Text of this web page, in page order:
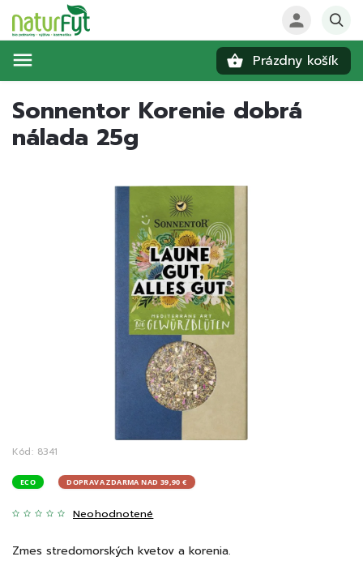
Prázdny košík
Sonnentor Korenie dobrá
nálada 25g
Kód: 8341
ECO DOPRAVA ZDARMA NAD 39,90 €
Neohodnotené
Zmes stredomorských kvetov a korenia.